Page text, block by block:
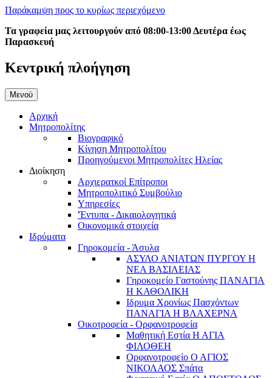
Παράκαμψη προς το κυρίως περιεχόμενο
Τα γραφεία μας λειτουργούν από 08:00-13:00 Δευτέρα έως
Παρασκευή
Κεντρική πλοήγηση
Μενού
Αρχική
Μητροπολίτης
Βιογραφικό
Κίνηση Μητροπολίτου
Προηγούμενοι Μητροπολίτες Ηλείας
Διοίκηση
Αρχιερατκοί Επίτροποι
Μητροπολιτικό Συμβούλιο
Υπηρεσίες
'Έντυπα - Δικαιολογητικά
Οικονομικά στοιχεία
Ιδρύματα
Γηροκομεία - Άσυλα
ΑΣΥΛΟ ΑΝΙΑΤΩΝ ΠΥΡΓΟΥ Η
ΝΕΑ ΒΑΣΙΛΕΙΑΣ
Γηροκομείο Γαστούνης ΠΑΝΑΓΙΑ
Η ΚΑΘΟΛΙΚΗ
Ιδρυμα Χρονίως Πασχόντων
ΠΑΝΑΓΙΑ Η ΒΛΑΧΕΡΝΑ
Οικοτροφεία - Ορφανοτροφεία
Μαθητική Εστία Η ΑΓΙΑ
ΦΙΛΟΘΕΗ
Ορφανοτροφείο Ο ΑΓΙΟΣ
ΝΙΚΟΛΑΟΣ Σπάτα